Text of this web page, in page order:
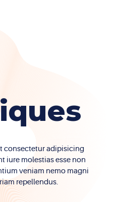
consectetur adipisicing
iure molestias esse non
veniam nemo magni
repellendus.